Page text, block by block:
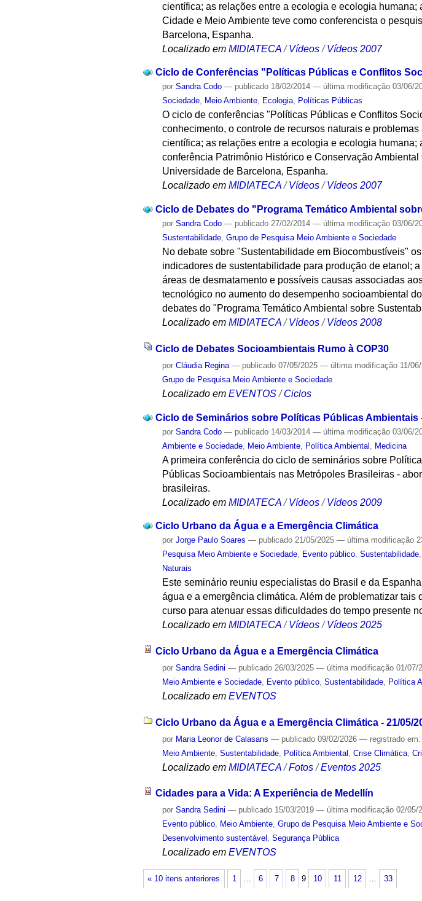
científica; as relações entre a ecologia e ecologia
Cidade e Meio Ambiente teve como conferencista o
Barcelona, Espanha.
Localizado em MIDIATECA /Vídeos /Vídeos 2007
Ciclo de Conferências "Políticas Públicas e Conflitos
porSandra Codo — publicado 18/02/2014— última modificação 03/06/
Sociedade, Meio Ambiente, Ecologia, Políticas Públicas
O ciclo de conferências "Políticas Públicas e Conflitos
conhecimento, o controle de recursos naturais e
científica; as relações entre a ecologia e ecologia
conferência Patrimônio Histórico e Conservação
Universidade de Barcelona, Espanha.
Localizado em MIDIATECA /Vídeos /Vídeos 2007
Ciclo de Debates do "Programa Temático Ambiental
porSandra Codo — publicado 27/02/2014— última modificação 03/06/
Sustentabilidade,Grupo de Pesquisa Meio Ambiente e Sociedade
No debate sobre "Sustentabilidade em Biocombustíveis"
indicadores de sustentabilidade para produção de etanol;
áreas de desmatamento e possíveis causas associadas
tecnológico no aumento do desempenho socioambiental
debates do "Programa Temático Ambiental sobre
Localizado em MIDIATECA /Vídeos /Vídeos 2008
Ciclo de Debates Socioambientais Rumo à COP30
porCláudia Regina — publicado 07/05/2025— última modificação 11/
Grupo de Pesquisa Meio Ambiente e Sociedade
Localizado em EVENTOS /Ciclos
Ciclo de Seminários sobre Políticas Públicas Ambientais
porSandra Codo — publicado 14/03/2014— última modificação 03/06/
Ambiente e Sociedade Meio Ambiente Política Ambiental Medicina
A primeira conferência do ciclo de seminários sobre
Públicas Socioambientais nas Metrópoles Brasileiras -
brasileiras.
Localizado em MIDIATECA /Vídeos /Vídeos 2009
Ciclo Urbano da Água e a Emergência Climática
porJorge Paulo Soares — publicado 21/05/2025— última modificação
Pesquisa Meio Ambiente e Sociedade, Evento público,Sustentabilidade,
Naturais
Este seminário reuniu especialistas do Brasil e da
água e a emergência climática. Além de problematizar
curso para atenuar essas dificuldades do tempo presente
Localizado em MIDIATECA /Vídeos /Vídeos 2025
Ciclo Urbano da Água e a Emergência Climática
porSandra Sedini — publicado 26/03/2025— última modificação 01/07/
Meio Ambiente e Sociedade
Evento público ,Sustentabilidade Política
Localizado em EVENTOS
Ciclo Urbano da Água e a Emergência Climática - 21/05/
por Maria Leonor de Calasans — publicado 09/02/2026— registrado
Meio Ambiente ,Sustentabilidade Política Ambiental ,Crise Climática ,
Localizado em MIDIATECA /Fotos /Eventos 2025
Cidades para a Vida: A Experiência de Medellín
porSandra Sedini — publicado 15/03/2019— última modificação 02/05/
Evento público, Meio Ambiente,Grupo de Pesquisa Meio Ambiente e
Desenvolvimento sustentável ,Segurança Pública
Localizado em EVENTOS
« 10 itens anteriores 1 6 7 8 9 10 11 12 33